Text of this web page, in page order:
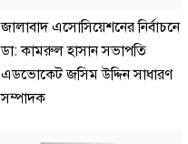
জালাবাদ এসোসিয়েশনের নির্বাচনে
ডা: কামরুল হাসান সভাপতি
এডভোকেট জসিম উদ্দিন সাধারণ
সম্পাদক